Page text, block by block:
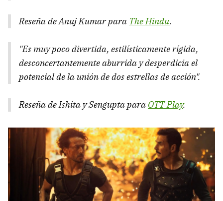
Reseña de Anuj Kumar para The Hindu.
"Es muy poco divertida, estilísticamente rígida,
desconcertantemente aburrida y desperdicia el
potencial de la unión de dos estrellas de acción".
Reseña de Ishita y Sengupta para OTT Play.